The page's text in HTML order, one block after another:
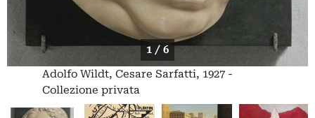
1 / 6
Adolfo Wildt, Cesare Sarfatti, 1927 -
Collezione privata